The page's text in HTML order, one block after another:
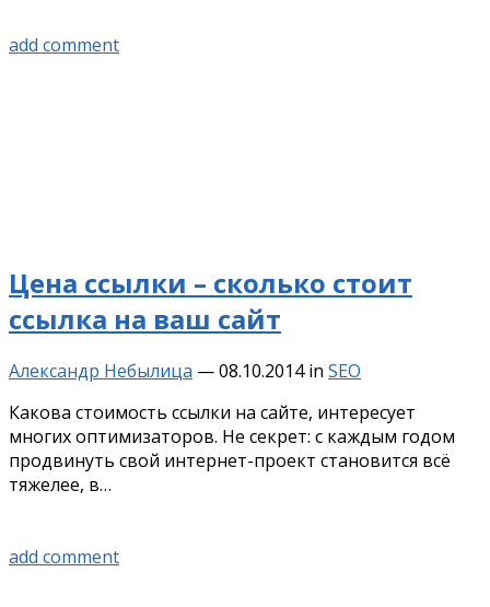
add comment
Цена ссылки – сколько стоит
ссылка на ваш сайт
Александр Небылица —08.10.2014 in SEO
Какова стоимость ссылки на сайте, интересует
многих оптимизаторов. Не секрет: с каждым годом
продвинуть свой интернет-проект становится всё
тяжелее, в…
add comment